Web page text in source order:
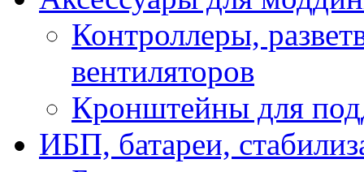
Контроллеры,
вентиляторов
Кронштейны для
ИБП, батареи,